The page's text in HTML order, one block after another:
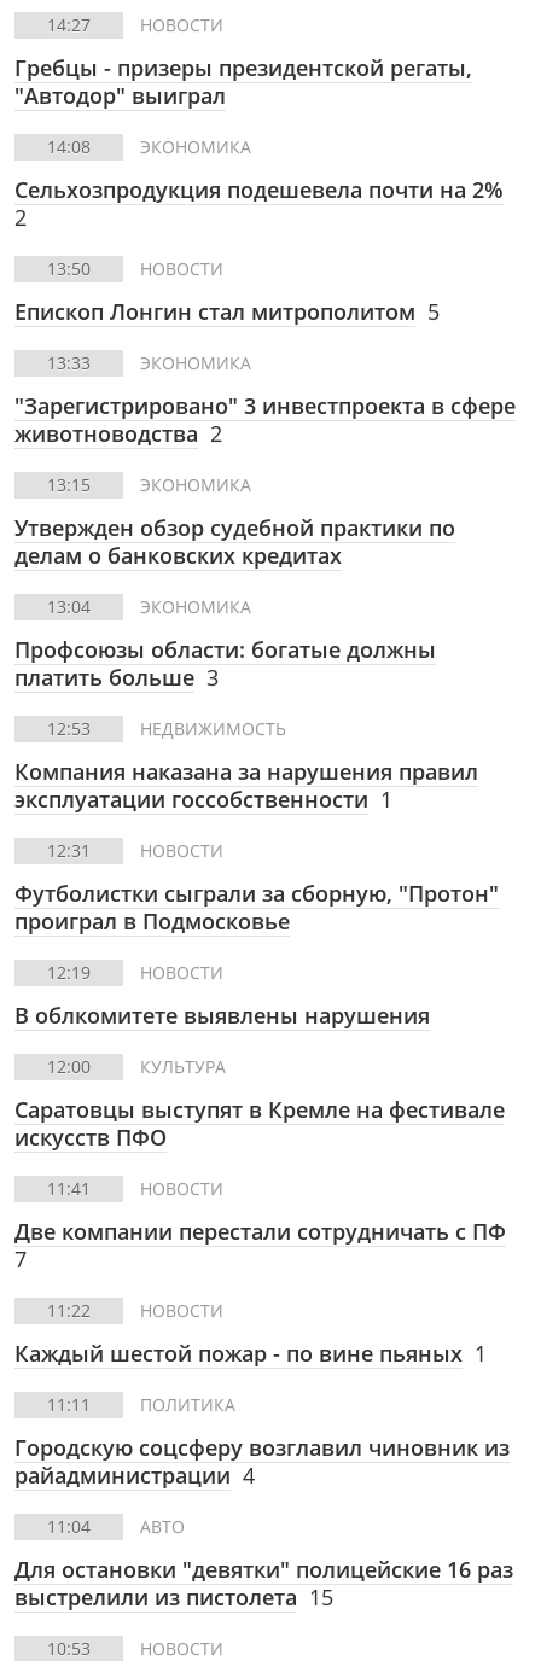
14:27 НОВОСТИ
Гребцы - призеры президентской регаты,
"Автодор" выиграл
14:08 ЭКОНОМИКА
Сельхозпродукция подешевела почти на 2%
2
13:50 НОВОСТИ
Епископ Лонгин стал митрополитом 5
13:33 ЭКОНОМИКА
"Зарегистрировано" 3 инвестпроекта в сфере
животноводства 2
13:15 ЭКОНОМИКА
Утвержден обзор судебной практики по
делам о банковских кредитах
13:04 ЭКОНОМИКА
Профсоюзы области: богатые должны
платить больше 3
12:53 НЕДВИЖИМОСТЬ
Компания наказана за нарушения правил
эксплуатации госсобственности 1
12:31 НОВОСТИ
Футболистки сыграли за сборную, "Протон"
проиграл в Подмосковье
12:19 НОВОСТИ
В облкомитете выявлены нарушения
12:00 КУЛЬТУРА
Саратовцы выступят в Кремле на фестивале
искусств ПФО
11:41 НОВОСТИ
Две компании перестали сотрудничать с ПФ
7
11:22 НОВОСТИ
Каждый шестой пожар - по вине пьяных 1
11:11 ПОЛИТИКА
Городскую соцсферу возглавил чиновник из
райадминистрации 4
11:04 АВТО
Для остановки "девятки" полицейские 16 раз
выстрелили из пистолета 15
10:53 НОВОСТИ